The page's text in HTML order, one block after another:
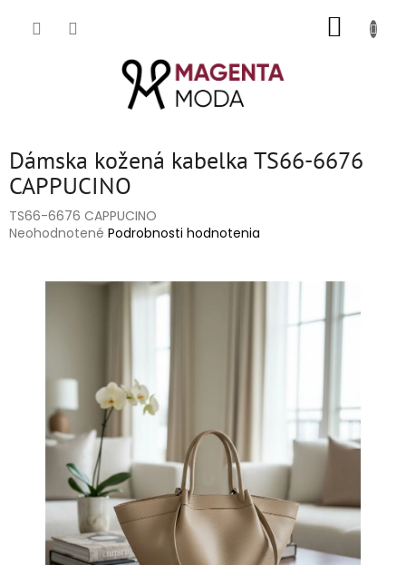
Dámska kožená kabelka TS66-6676
CAPPUCINO
TS66-6676 CAPPUCINO
Priemerné
Neohodnotené Podrobnosti hodnotenia